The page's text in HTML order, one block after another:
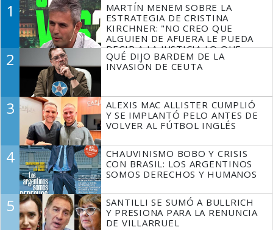
1
MARTÍN MENEM SOBRE LA
ESTRATEGIA DE CRISTINA
KIRCHNER: "NO CREO QUE
ALGUIEN DE AFUERA LE PUEDA
DECIR A LA JUSTICIA LO QUE
TIENE QUE HACER"
2
QUÉ DIJO BARDEM DE LA
INVASIÓN DE CEUTA
3
ALEXIS MAC ALLISTER CUMPLIÓ
Y SE IMPLANTÓ PELO ANTES DE
VOLVER AL FÚTBOL INGLÉS
4
CHAUVINISMO BOBO Y CRISIS
CON BRASIL: LOS ARGENTINOS
SOMOS DERECHOS Y HUMANOS
5
SANTILLI SE SUMÓ A BULLRICH
Y PRESIONA PARA LA RENUNCIA
DE VILLARRUEL